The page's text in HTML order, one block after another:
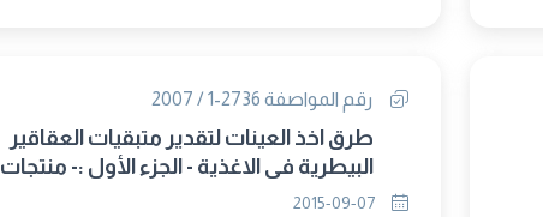
رقم المواصفة 2736-1 / 2007
طرق اخذ العينات لتقدير متبقيات العقاقير
البيطرية في الاغذية - الجزء الأول :- منتجات
اللحوم والدواجن (حل محلها 2736/2015)